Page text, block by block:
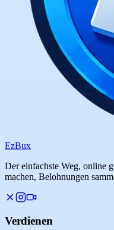
EzBux
Der einfachste Weg, online
machen, Belohnungen
Verdienen